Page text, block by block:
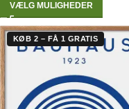
VÆLG MULIGHEDER
KØB 2 – FÅ 1 GRATIS